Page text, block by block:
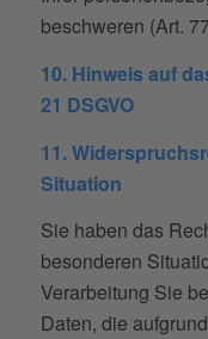
beschweren (Art.
10. Hinweis auf
21 DSGVO
11.
Situation
Sie haben das
besonderen
Verarbeitung Sie
Daten, die